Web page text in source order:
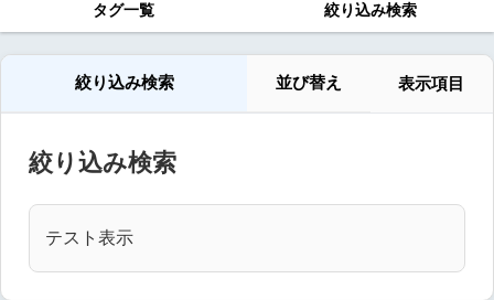
タグ一覧 絞り込み検索
絞り込み検索 並び替え 表示項目
絞り込み検索
テスト表示